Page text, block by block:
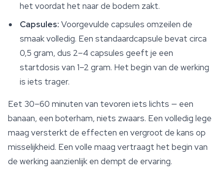
het voordat het naar de bodem zakt.
Capsules: Voorgevulde capsules omzeilen de
smaak volledig. Een standaardcapsule bevat circa
0,5 gram, dus 2–4 capsules geeft je een
startdosis van 1–2 gram. Het begin van de werking
is iets trager.
Eet 30–60 minuten van tevoren iets lichts — een
banaan, een boterham, niets zwaars. Een volledig lege
maag versterkt de effecten en vergroot de kans op
misselijkheid. Een volle maag vertraagt het begin van
de werking aanzienlijk en dempt de ervaring.